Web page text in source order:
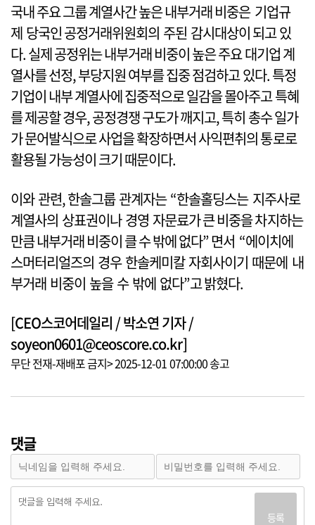
국내 주요 그룹 계열사간 높은 내부거래 비중은 기업규
제 당국인 공정거래위원회의 주된 감시대상이 되고 있
다. 실제 공정위는 내부거래 비중이 높은 주요 대기업 계
열사를 선정, 부당지원 여부를 집중 점검하고 있다. 특정
기업이 내부 계열사에 집중적으로 일감을 몰아주고 특혜
를 제공할 경우, 공정경쟁 구도가 깨지고, 특히 총수 일가
가 문어발식으로 사업을 확장하면서 사익편취의 통로로
활용될 가능성이 크기 때문이다.
이와 관련, 한솔그룹 관계자는 “한솔홀딩스는 지주사로
계열사의 상표권이나 경영 자문료가 큰 비중을 차지하는
만큼 내부거래 비중이 클 수 밖에 없다” 면서 “에이치에
스머터리얼즈의 경우 한솔케미칼 자회사이기 때문에 내
부거래 비중이 높을 수 밖에 없다”고 밝혔다.
[CEO스코어데일리 / 박소연 기자 /
soyeon0601@ceoscore.co.kr]
무단 전재-재배포 금지> 2025-12-01 07:00:00 송고
댓글
등록